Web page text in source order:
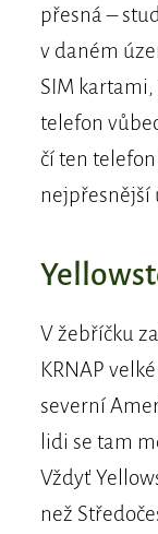
přesná –
v daném
SIM
telefon
čí ten
nejpřesnější
V žebříčku
KRNAP
severní
lidi se tam
Vždyť
než